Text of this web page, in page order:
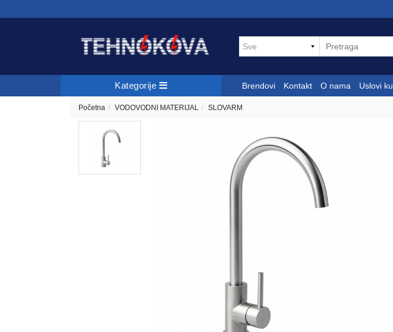
Kategorije Brendovi Kontakt O nama Uslovi
Početna VODOVODNI MATERIJAL SLOVARM